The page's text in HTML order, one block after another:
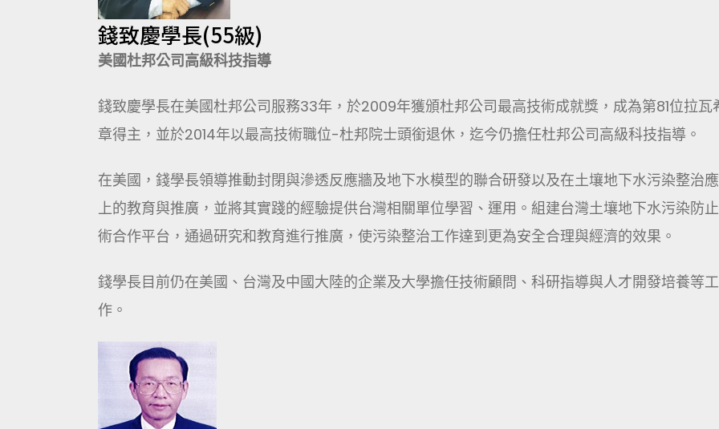
錢致慶學長(55級)
美國杜邦公司高級科技指導
錢致慶學長在美國杜邦公司服務33年，於2009年獲頒杜邦公司最高技術成就獎，成為第81位拉瓦
章得主，並於2014年以最高技術職位-杜邦院士頭銜退休，迄今仍擔任杜邦公司高級科技指導。
在美國，錢學長領導推動封閉與滲透反應牆及地下水模型的聯合研發以及在土壤地下水污染整治
上的教育與推廣，並將其實踐的經驗提供台灣相關單位學習、運用。組建台灣土壤地下水污染防
術合作平台，通過研究和教育進行推廣，使污染整治工作達到更為安全合理與經濟的效果。
錢學長目前仍在美國、台灣及中國大陸的企業及大學擔任技術顧問、科研指導與人才開發培養等工
作。